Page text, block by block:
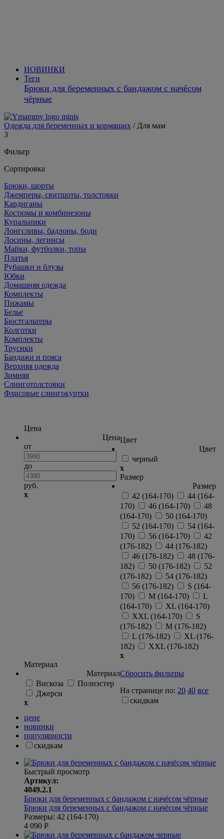
НОВИНКИ
Теги
Брюки для беременных с бандажом с начёсом
чёрные
Одежда для беременных и кормящих / Для мам
3
Фильтр
Сортировка
Брюки, шорты
Джемперы, свитшоты, толстовки
Кардиганы
Костюмы и комбинезоны
Купальники
Лонгсливы, бадлоны, боди
Лосины, легинсы
Майки, футболки, топы
Платья
Рубашки и блузы
Юбки
Домашняя одежда
Комплекты
Пижамы
Белье
Бюстгальтеры
Колготки
Комплекты
Трусики
Бандажи и пояса
Верхняя одежда
Зимняя
Слинготолстовки
Флисовые слингокуртки
Цена
Цена
от
до
руб.
x
Цвет
Цвет
черный
x
Размер
Размер
42 (164-170)
44 (164-
170)
46 (164-170)
48
(164-170)
50 (164-170)
52 (164-170)
54 (164-
170)
56 (164-170)
42
(176-182)
44 (176-182)
46 (176-182)
48 (176-
182)
50 (176-182)
52
(176-182)
54 (176-182)
56 (176-182)
S (164-
170)
M (164-170)
L
(164-170)
XL (164-170)
XXL (164-170)
S
(176-182)
M (176-182)
L (176-182)
XL (176-
182)
XXL (176-182)
x
Материал
Материал
Вискоза
Полиэстер
Джерси
x
Сбросить фильтры
На странице по: 20 40 все
скидкам
цене
новинки
популярности
скидкам
Быстрый просмотр
Артикул:
4049.2.1
Брюки для беременных с бандажом с начёсом чёрные
Брюки для беременных с бандажом с начёсом чёрные
Размеры: 42 (164-170)
4 090 Р